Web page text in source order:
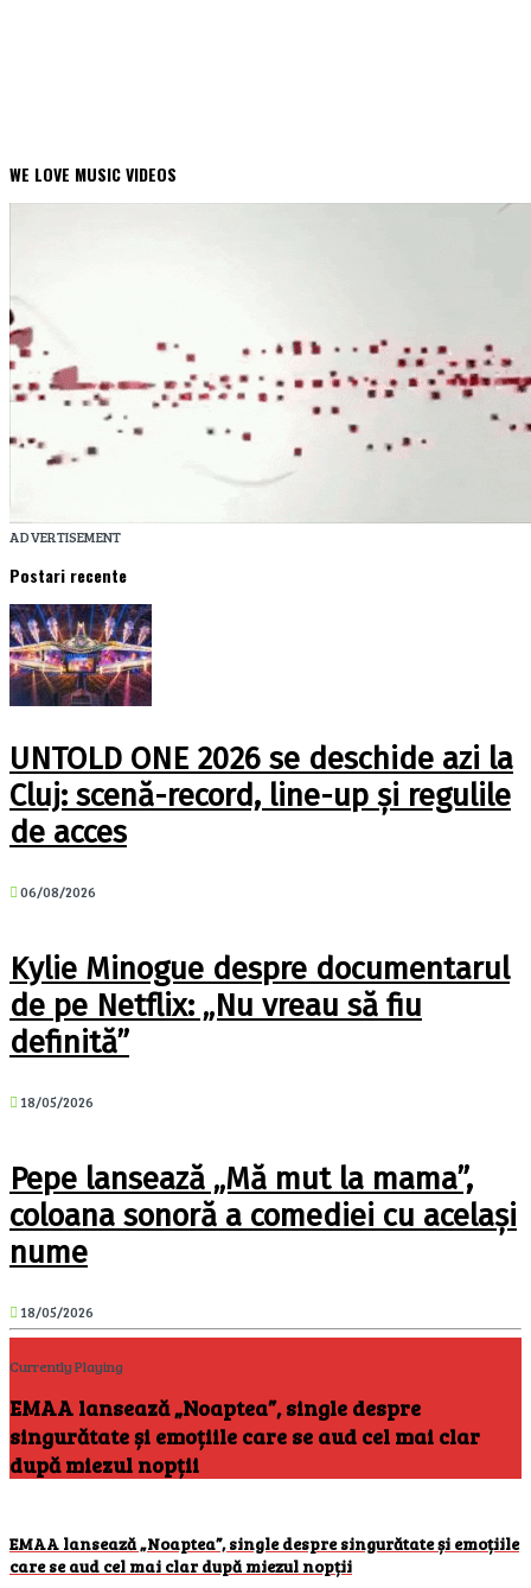
WE LOVE MUSIC VIDEOS
ADVERTISEMENT
Postari recente
UNTOLD ONE 2026 se deschide azi la
Cluj: scenă-record, line-up și regulile
de acces
06/08/2026
Kylie Minogue despre documentarul
de pe Netflix: „Nu vreau să fiu
definită”
18/05/2026
Pepe lansează „Mă mut la mama”,
coloana sonoră a comediei cu același
nume
18/05/2026
Currently Playing
EMAA lansează „Noaptea”, single despre
singurătate și emoțiile care se aud cel mai clar
după miezul nopții
EMAA lansează „Noaptea”, single despre singurătate și emoțiile
care se aud cel mai clar după miezul nopții